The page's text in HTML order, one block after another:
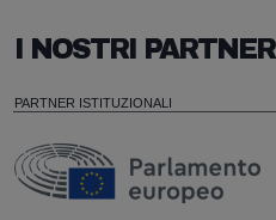
I NOSTRI PARTNER
PARTNER ISTITUZIONALI